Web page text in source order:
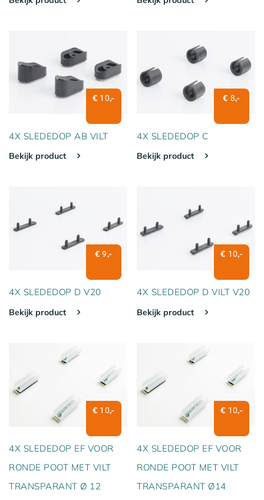
€ 10,-
4X SLEDEDOP AB VILT
Bekijk product
€ 8,-
4X SLEDEDOP C
Bekijk product
€9,-
4X SLEDEDOP D V20
Bekijk product
€ 10,-
4X SLEDEDOP D VILT V20
Bekijk product
€ 10,-
4X SLEDEDOP EF VOOR
RONDE POOT MET VILT
TRANSPARANT Ø 12
€ 10,-
4X SLEDEDOP EF VOOR
RONDE POOT MET VILT
TRANSPARANT Ø14